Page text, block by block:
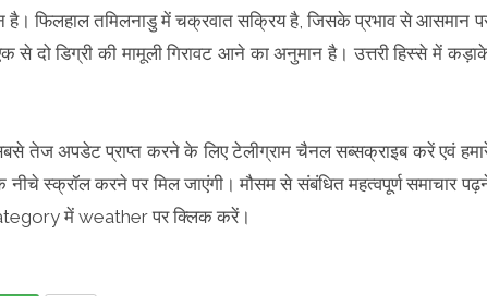
फिलहाल तमिलनाडु में चक्रवात सक्रिय है, जिसके प्रभाव से आसमान
दो डिग्री की मामूली गिरावट आने का अनुमान है। उत्तरी हिस्से में
तेज अपडेट प्राप्त करने के लिए टेलीग्राम चैनल सब्सक्राइब करें एवं
स्क्रॉल करने पर मिल जाएंगी। मौसम से संबंधित महत्वपूर्ण समाचार
में weather पर क्लिक करें।